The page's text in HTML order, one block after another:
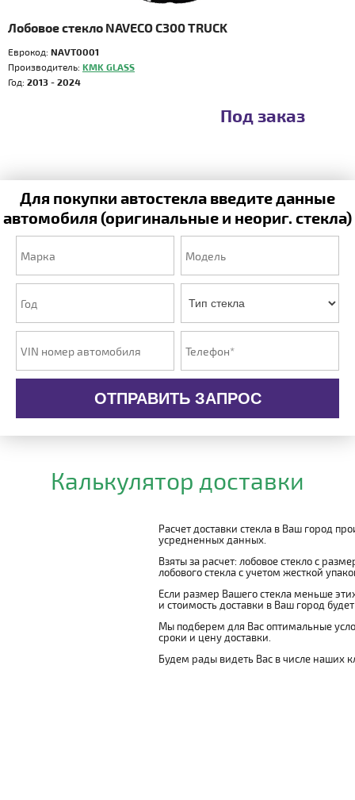
Лобовое стекло NAVECO C300 TRUCK
Еврокод: NAVT0001
Производитель: KMK GLASS
Год: 2013 - 2024
Под заказ
Для покупки автостекла введите данные
автомобиля (оригинальные и неориг. стекла)
ОТПРАВИТЬ ЗАПРОС
Калькулятор доставки
Расчет доставки стекла в Ваш город
усредненных данных.
Взяты за расчет: лобовое стекло с
лобового стекла с учетом жесткой
Если размер Вашего стекла меньше
и стоимость доставки в Ваш город
Мы подберем для Вас оптимальные
сроки и цену доставки.
Будем рады видеть Вас в числе наших